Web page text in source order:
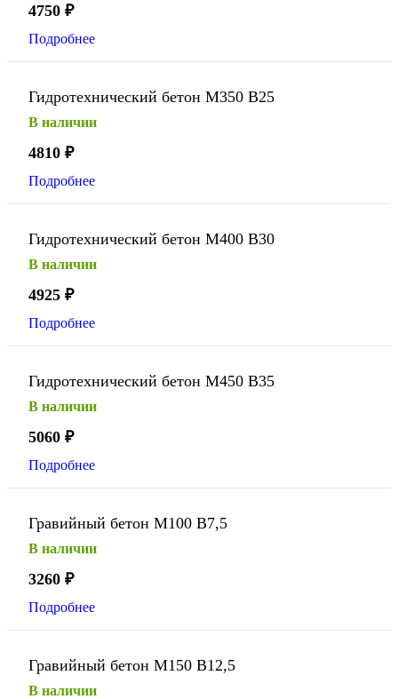
4750 ₽
Подробнее
Гидротехнический бетон М350 В25
В наличии
4810 ₽
Подробнее
Гидротехнический бетон М400 В30
В наличии
4925 ₽
Подробнее
Гидротехнический бетон М450 В35
В наличии
5060 ₽
Подробнее
Гравийный бетон М100 В7,5
В наличии
3260 ₽
Подробнее
Гравийный бетон М150 В12,5
В наличии